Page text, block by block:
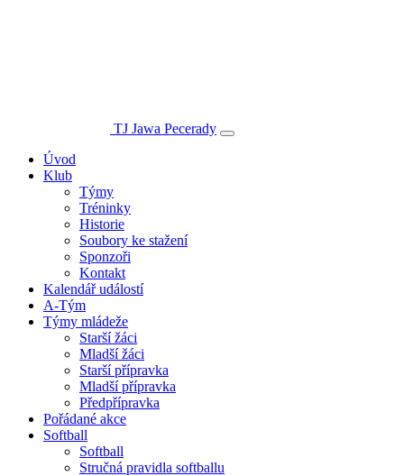
TJ Jawa Pecerady
Úvod
Klub
Týmy
Tréninky
Historie
Soubory ke stažení
Sponzoři
Kontakt
Kalendář událostí
A-Tým
Týmy mládeže
Starší žáci
Mladší žáci
Starší přípravka
Mladší přípravka
Předpřípravka
Pořádané akce
Softball
Softball
Stručná pravidla softballu